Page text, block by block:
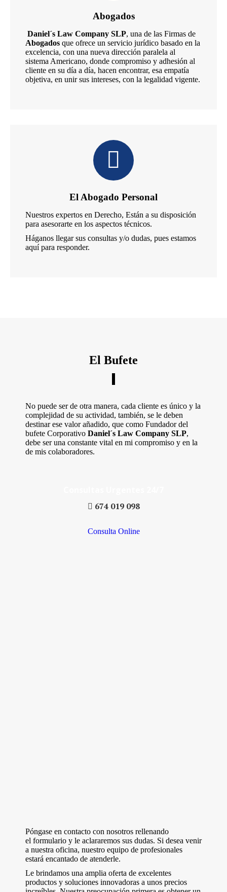
Abogados
Daniel´s Law Company SLP, una de las Firmas de
Abogados que ofrece un servicio jurídico basado en la
excelencia, con una nueva dirección paralela al
sistema Americano, donde compromiso y adhesión al
cliente en su día a día, hacen encontrar, esa empatía
objetiva, en unir sus intereses, con la legalidad vigente.
El Abogado Personal
Nuestros expertos en Derecho, Están a su disposición
para asesorarte en los aspectos técnicos.
Háganos llegar sus consultas y/o dudas, pues estamos
aquí para responder.
El Bufete
No puede ser de otra manera, cada cliente es único y la
complejidad de su actividad, también, se le deben
destinar ese valor añadido, que como Fundador del
bufete Corporativo Daniel´s Law Company SLP,
debe ser una constante vital en mi compromiso y en la
de mis colaboradores.
674 019 098
Consulta Online
Póngase en contacto con nosotros rellenando
el formulario y le aclararemos sus dudas. Si desea venir
a nuestra oficina, nuestro equipo de profesionales
estará encantado de atenderle.
Le brindamos una amplia oferta de excelentes
productos y soluciones innovadoras a unos precios